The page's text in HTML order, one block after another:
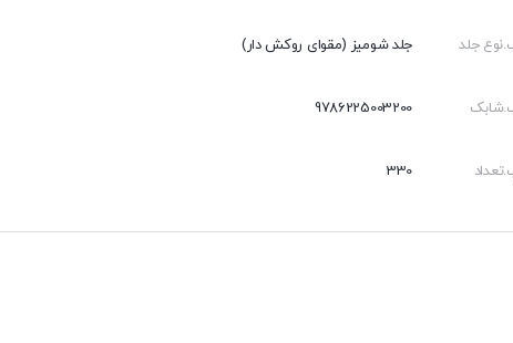
جلد جلد شومیز (مقوای روکش دار)
9786225003200
330